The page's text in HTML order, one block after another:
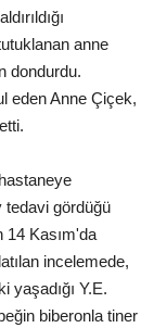
anne
dondurdu.
eden Anne Çiçek,
tedavi gördüğü
14 Kasım'da
incelemede,
yaşadığı Y.E.
biberonla tiner